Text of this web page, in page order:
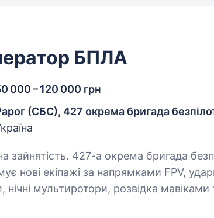
БПЛА
000 – 120 000 грн
(СБС), 427 окрема бригада
а окрема бригада безпілотних систем «РАРОГ»
нові екіпажі за напрямками FPV,
нічні мультиротори, розвідка мавіками